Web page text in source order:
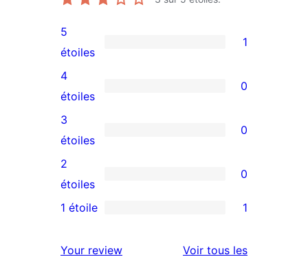
1
avis
à
5
étoile
5
étoiles
1
0
avis
à
4
étoile
4
étoiles
0
0
avis
à
3
3
étoiles
0
0
avis
2
2
étoiles
0
à
1 étoile 1
Your review Voir tous lesavis